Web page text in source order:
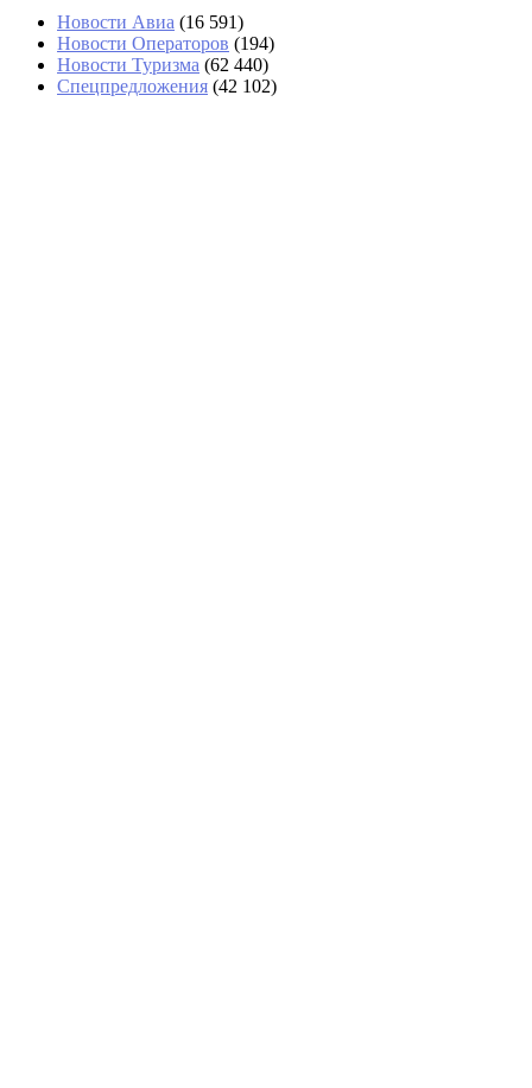
Новости Авиа (16 591)
Новости Операторов (194)
Новости Туризма (62 440)
Спецпредложения (42 102)